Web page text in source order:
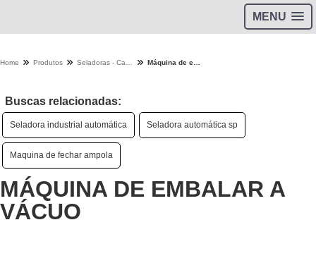
MENU
Home Produtos
Buscas relacionadas:
Seladora industrial automática Seladora automática sp
Maquina de fechar ampola
MÁQUINA DE EMBALAR A
VÁCUO